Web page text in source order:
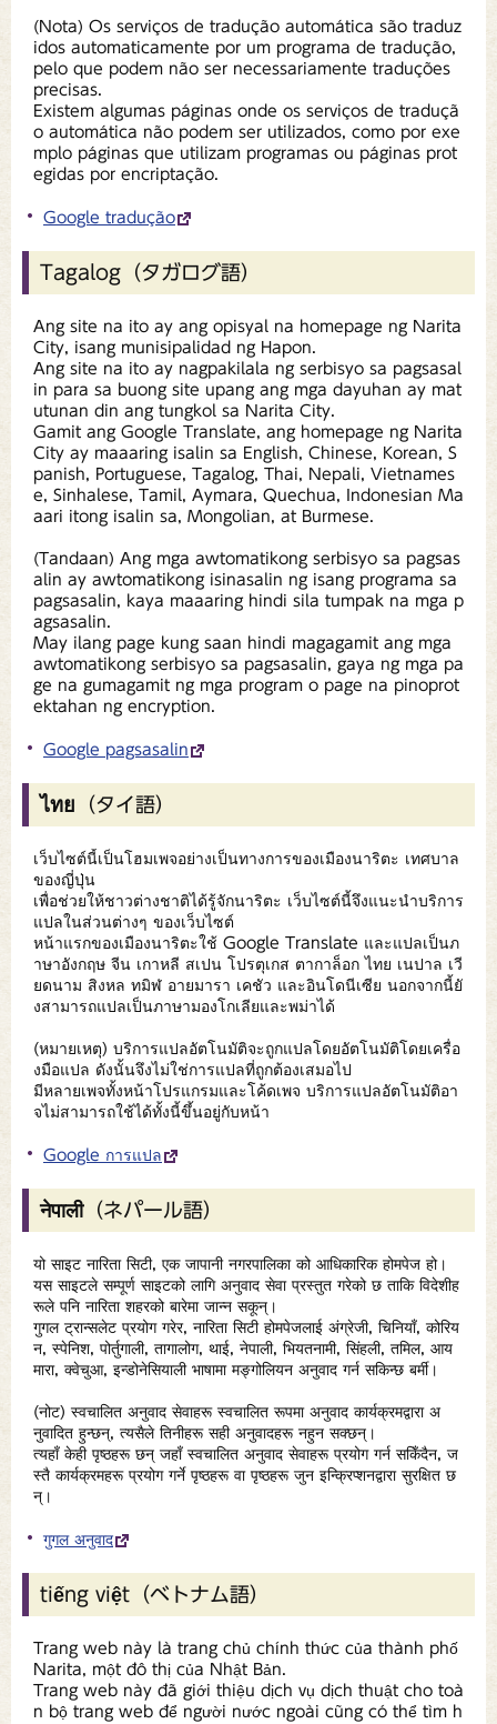
(Nota) Os serviços de tradução automática são traduz
idos automaticamente por um programa de tradução,
pelo que podem não ser necessariamente traduções
precisas.
Existem algumas páginas onde os serviços de traduçã
o automática não podem ser utilizados, como por exe
mplo páginas que utilizam programas ou páginas prot
egidas por encriptação.
Google tradução
Tagalog（タガログ語）
Ang site na ito ay ang opisyal na homepage ng Narita
City, isang munisipalidad ng Hapon.
Ang site na ito ay nagpakilala ng serbisyo sa pagsasal
in para sa buong site upang ang mga dayuhan ay mat
utunan din ang tungkol sa Narita City.
Gamit ang Google Translate, ang homepage ng Narita
City ay maaaring isalin sa English, Chinese, Korean, S
panish, Portuguese, Tagalog, Thai, Nepali, Vietnames
e, Sinhalese, Tamil, Aymara, Quechua, Indonesian Ma
aari itong isalin sa, Mongolian, at Burmese.
(Tandaan) Ang mga awtomatikong serbisyo sa pagsas
alin ay awtomatikong isinasalin ng isang programa sa
pagsasalin, kaya maaaring hindi sila tumpak na mga p
agsasalin.
May ilang page kung saan hindi magagamit ang mga
awtomatikong serbisyo sa pagsasalin, gaya ng mga pa
ge na gumagamit ng mga program o page na pinoprot
ektahan ng encryption.
Google pagsasalin
ไทย（タイ語）
เว็บไซต์นี้เป็นโฮมเพจอย่างเป็นทางการของเมืองนาริตะ เทศบาล
ของญี่ปุ่น
เพื่อช่วยให้ชาวต่างชาติได้รู้จักนาริตะ เว็บไซต์นี้จึงแนะนำบริการ
แปลในส่วนต่างๆ ของเว็บไซต์
หน้าแรกของเมืองนาริตะใช้ Google Translate และแปลเป็นภ
าษาอังกฤษ จีน เกาหลี สเปน โปรตุเกส ตากาล็อก ไทย เนปาล เวี
ยดนาม สิงหล ทมิฬ อายมารา เคชัว และอินโดนีเซีย นอกจากนี้ยั
งสามารถแปลเป็นภาษามองโกเลียและพม่าได้
(หมายเหตุ) บริการแปลอัตโนมัติจะถูกแปลโดยอัตโนมัติโดยเครื่อ
งมือแปล ดังนั้นจึงไม่ใช่การแปลที่ถูกต้องเสมอไป
มีหลายเพจทั้งหน้าโปรแกรมและโค้ดเพจ บริการแปลอัตโนมัติอา
จไม่สามารถใช้ได้ทั้งนี้ขึ้นอยู่กับหน้า
Google การแปล
नेपाली（ネパール語）
यो साइट नारिता सिटी, एक जापानी नगरपालिका को आधिकारिक होमपेज हो।
यस साइटले सम्पूर्ण साइटको लागि अनुवाद सेवा प्रस्तुत गरेको छ ताकि विदेशीह
रूले पनि नारिता शहरको बारेमा जान्न सकून्।
गुगल ट्रान्सलेट प्रयोग गरेर, नारिता सिटी होमपेजलाई अंग्रेजी, चिनियाँ, कोरिय
न, स्पेनिश, पोर्तुगाली, तागालोग, थाई, नेपाली, भियतनामी, सिंहली, तमिल, आय
मारा, क्वेचुआ, इन्डोनेसियाली भाषामा मङ्गोलियन अनुवाद गर्न सकिन्छ बर्मी।
(नोट) स्वचालित अनुवाद सेवाहरू स्वचालित रूपमा अनुवाद कार्यक्रमद्वारा अ
नुवादित हुन्छन्, त्यसैले तिनीहरू सही अनुवादहरू नहुन सक्छन्।
त्यहाँ केही पृष्ठहरू छन् जहाँ स्वचालित अनुवाद सेवाहरू प्रयोग गर्न सकिँदैन, ज
स्तै कार्यक्रमहरू प्रयोग गर्ने पृष्ठहरू वा पृष्ठहरू जुन इन्क्रिप्शनद्वारा सुरक्षित छ
न्।
गुगल अनुवाद
tiếng việt（ベトナム語）
Trang web này là trang chủ chính thức của thành phố
Narita, một đô thị của Nhật Bản.
Trang web này đã giới thiệu dịch vụ dịch thuật cho toà
n bộ trang web để người nước ngoài cũng có thể tìm h